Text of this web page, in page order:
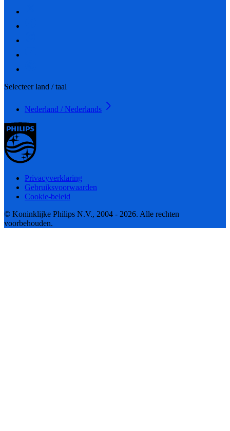
Selecteer land / taal
Nederland / Nederlands
Privacyverklaring
Gebruiksvoorwaarden
Cookie-beleid
© Koninklijke Philips N.V., 2004 - 2026. Alle rechten
voorbehouden.